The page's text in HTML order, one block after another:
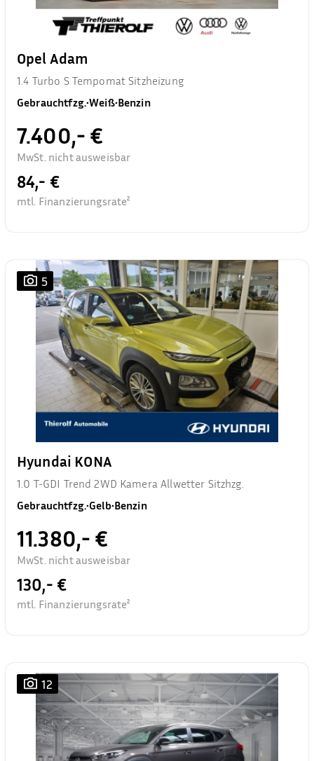
Opel Adam
1.4 Turbo S Tempomat Sitzheizung
Gebrauchtfzg.•Weiß•Benzin
7.400,- €
MwSt. nicht ausweisbar
84,- €
mtl. Finanzierungsrate²
5
Hyundai KONA
1.0 T-GDI Trend 2WD Kamera Allwetter Sitzhzg.
Gebrauchtfzg.•Gelb•Benzin
11.380,- €
MwSt. nicht ausweisbar
130,- €
mtl. Finanzierungsrate²
12